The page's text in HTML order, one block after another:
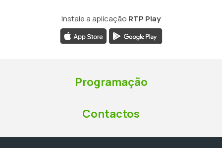
Instale a aplicação RTP Play
Programação
Contactos